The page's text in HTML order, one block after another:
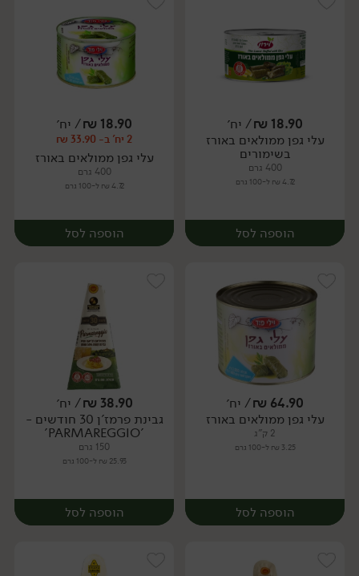
יח׳ יח׳
18.90
₪/ יח׳
עלי גפן ממולאים באורז
בשימורים
400 גרם
4.72 ₪ ל-100 גרם
הוספה לסל
יח׳
18.90
₪/ יח׳
2 יח' ב- 33.90 ₪
עלי גפן ממולאים באורז
400 גרם
4.72 ₪ ל-100 גרם
הוספה לסל
יח׳
64.90
₪/ יח׳
עלי גפן ממולאים באורז
2 ק"ג
3.25 ₪ ל-100 גרם
הוספה לסל
38.90
₪/ יח׳
גבינת פרמז'ן 30 חודשים -
'PARMAREGGIO'
150 גרם
25.93 ₪ ל-100 גרם
הוספה לסל